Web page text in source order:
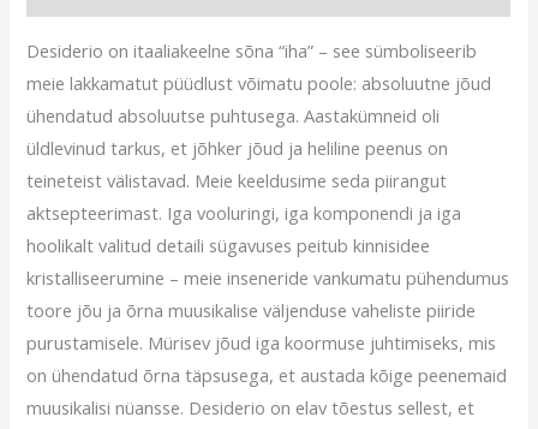
Desiderio on itaaliakeelne sõna “iha” – see sümboliseerib
meie lakkamatut püüdlust võimatu poole: absoluutne jõud
ühendatud absoluutse puhtusega. Aastakümneid oli
üldlevinud tarkus, et jõhker jõud ja heliline peenus on
teineteist välistavad. Meie keeldusime seda piirangut
aktsepteerimast. Iga vooluringi, iga komponendi ja iga
hoolikalt valitud detaili sügavuses peitub kinnisidee
kristalliseerumine – meie inseneride vankumatu pühendumus
toore jõu ja õrna muusikalise väljenduse vaheliste piiride
purustamisele. Mürisev jõud iga koormuse juhtimiseks, mis
on ühendatud õrna täpsusega, et austada kõige peenemaid
muusikalisi nüansse. Desiderio on elav tõestus sellest, et